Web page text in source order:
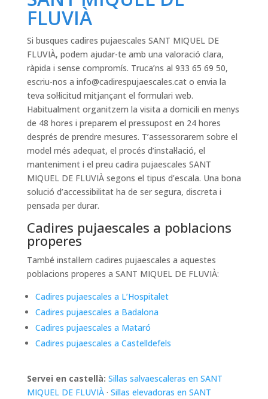
FLUVIÀ
Si busques cadires pujaescales SANT MIQUEL DE
FLUVIÀ, podem ajudar-te amb una valoració clara,
ràpida i sense compromís. Truca’ns al 933 65 69 50,
escriu-nos a info@cadirespujaescales.cato envia la
teva sol·licitud mitjançant el formulari web.
Habitualment organitzem la visita a domicili en menys
de 48 hores i preparem el pressupost en 24 hores
després de prendre mesures. T’assessorarem sobre el
model més adequat, el procés d’instal·lació, el
manteniment i el preu cadira pujaescales SANT
MIQUEL DE FLUVIÀ segons el tipus d’escala. Una bona
solució d’accessibilitat ha de ser segura, discreta i
pensada per durar.
Cadires pujaescales a poblacions
properes
També instal·lem cadires pujaescales a aquestes
poblacions properes a SANT MIQUEL DE FLUVIÀ:
Cadires pujaescales a L’Hospitalet
Cadires pujaescales a Badalona
Cadires pujaescales a Mataró
Cadires pujaescales a Castelldefels
Servei en castellà: Sillas salvaescaleras en SANT
MIQUEL DE FLUVIÀ· Sillas elevadoras en SANT